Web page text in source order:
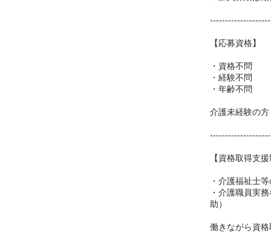
【応募資格】
・資格不問
・経験不問
・年齢不問
介護未経験の
【資格取得支
・介護福祉士
・介護職員実
助）
働きながら資